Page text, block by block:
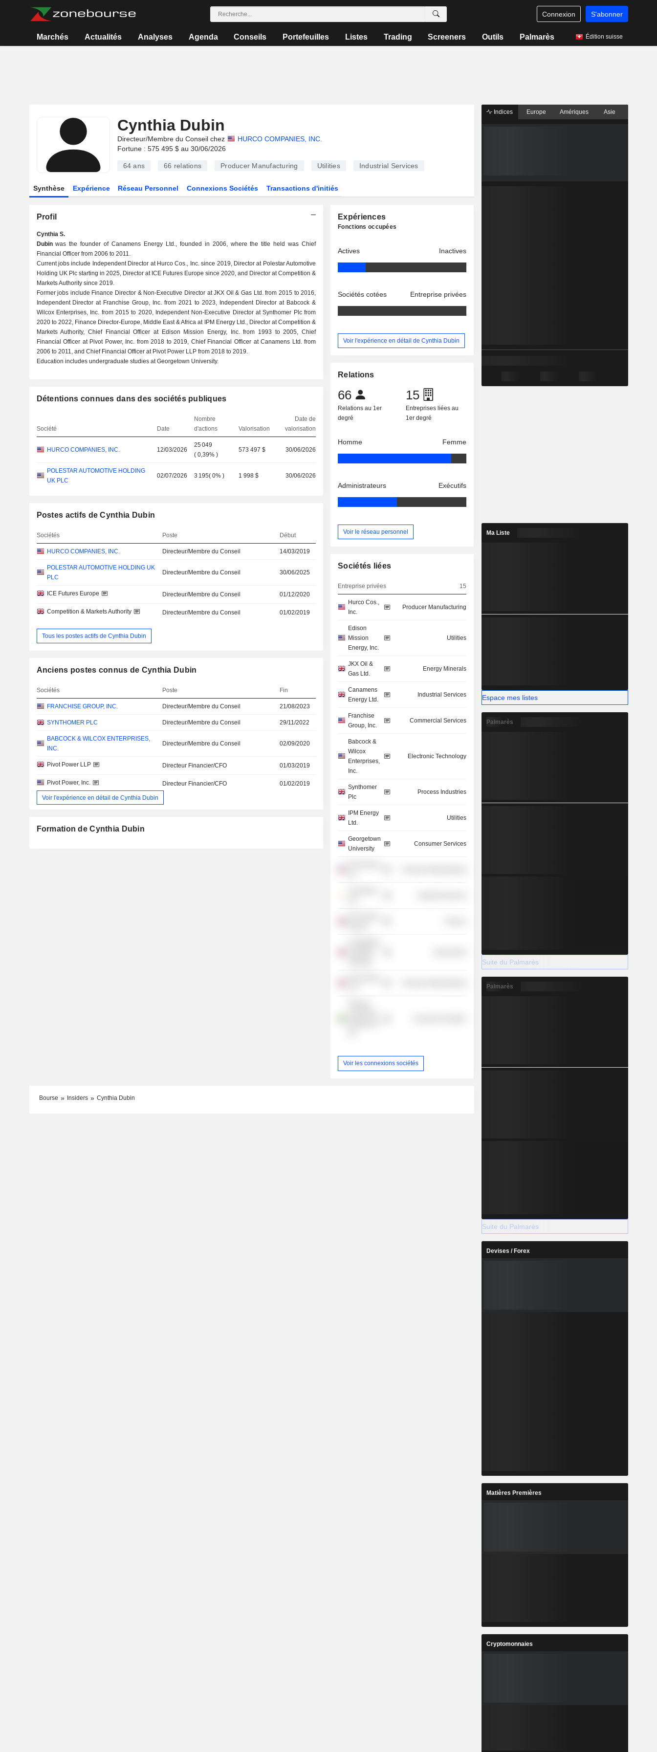
Connexion S'abonner
Marchés Actualités Analyses Agenda Conseils Portefeuilles Listes Trading Screeners Outils Palmarès Édition suisse
Cynthia Dubin
Directeur/Membre du Conseil chez
HURCO COMPANIES, INC.
Fortune : 575 495 $ au 30/06/2026
64 ans 66 relations Producer Manufacturing Utilities Industrial Services
Synthèse Expérience Réseau Personnel Connexions Sociétés Transactions d'initiés
Profil
Cynthia S.
Dubinwas the founder of Canamens Energy Ltd., founded in 2006, where the title held was Chief
Financial Officer from 2006 to 2011.
Current jobs include Independent Director at Hurco Cos., Inc. since 2019, Director at Polestar Automotive
Holding UK Plc starting in 2025, Director at ICE Futures Europe since 2020, and Director at Competition &
Markets Authority since 2019.
Former jobs include Finance Director & Non-Executive Director at JKX Oil & Gas Ltd. from 2015 to 2016,
Independent Director at Franchise Group, Inc. from 2021 to 2023, Independent Director at Babcock &
Wilcox Enterprises, Inc. from 2015 to 2020, Independent Non-Executive Director at Synthomer Plc from
2020 to 2022, Finance Director-Europe, Middle East & Africa at IPM Energy Ltd., Director at Competition &
Markets Authority, Chief Financial Officer at Edison Mission Energy, Inc. from 1993 to 2005, Chief
Financial Officer at Pivot Power, Inc. from 2018 to 2019, Chief Financial Officer at Canamens Ltd. from
2006 to 2011, and Chief Financial Officer at Pivot Power LLP from 2018 to 2019.
Education includes undergraduate studies at Georgetown University.
Détentions connues dans des sociétés publiques
Société Date
Nombre
d'actions
Valorisation
Date de
valorisation
HURCO COMPANIES, INC. 12/03/2026
25 049
(0,39% )
573 497 $ 30/06/2026
POLESTAR AUTOMOTIVE HOLDING
UK PLC
02/07/2026 3 195(0% ) 1 998 $ 30/06/2026
Postes actifs de Cynthia Dubin
Sociétés Poste Début
HURCO COMPANIES, INC. Directeur/Membre du Conseil 14/03/2019
POLESTAR AUTOMOTIVE HOLDING UK
PLC
Directeur/Membre du Conseil 30/06/2025
ICE Futures Europe Directeur/Membre du Conseil 01/12/2020
Competition & Markets Authority Directeur/Membre du Conseil 01/02/2019
Tous les postes actifs de Cynthia Dubin
Anciens postes connus de Cynthia Dubin
Sociétés Poste Fin
FRANCHISE GROUP, INC. Directeur/Membre du Conseil 21/08/2023
SYNTHOMER PLC Directeur/Membre du Conseil 29/11/2022
BABCOCK & WILCOX ENTERPRISES,
INC.
Directeur/Membre du Conseil 02/09/2020
Pivot Power LLP Directeur Financier/CFO 01/03/2019
Pivot Power, Inc. Directeur Financier/CFO
01/02/2019
Voir l'expérience en détail de Cynthia Dubin
Formation de Cynthia Dubin
Expériences
Fonctions occupées
Actives Inactives
Sociétés cotées Entreprise privées
Voir l'expérience en détail de Cynthia Dubin
Relations
66
Relations au 1er
degré
15
Entreprises liées au
1er degré
Homme Femme
Administrateurs Exécutifs
Voir le réseau personnel
Sociétés liées
Entreprise privées 15
Hurco Cos.,
Inc.
Producer Manufacturing
Edison
Mission
Energy, Inc.
Utilities
JKX Oil &
Gas Ltd.
Energy Minerals
Canamens
Energy Ltd.
Industrial Services
Franchise
Group, Inc.
Commercial Services
Babcock &
Wilcox
Enterprises,
Inc.
Electronic Technology
Synthomer
Plc
Process Industries
IPM Energy
Ltd.
Utilities
Georgetown
University
Consumer Services
Voir les connexions sociétés
Bourse Insiders Cynthia Dubin
Indices Europe Amériques Asie
Ma Liste
Espace mes listes
Palmarès
Suite du Palmarès
Palmarès
Suite du Palmarès
Devises / Forex
Matières Premières
Cryptomonnaies